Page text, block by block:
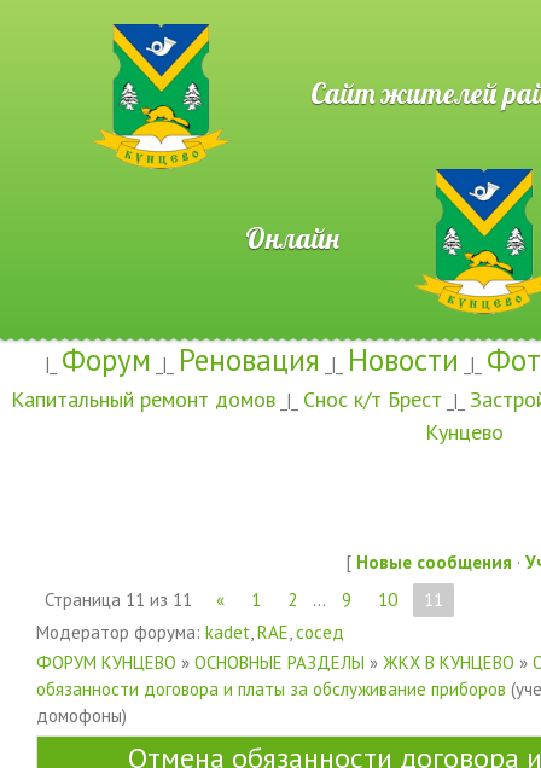
Сайт жителей
Онлайн
|_ Форум _|_ Реновация _|_ Новости _|_
Капитальный ремонт домов _|_ Снос к/т Брест _|_
Кунцево
[ Новые сообщения ·
Страница 11 из 11 « 1 2 … 9 10
11
Модератор форума: kadet,RAE,сосед
ФОРУМ КУНЦЕВО » ОСНОВНЫЕ РАЗДЕЛЫ » ЖКХ В КУНЦЕВО »
обязанности договора и платы за обслуживание приборов
домофоны)
Отмена обязанности договора